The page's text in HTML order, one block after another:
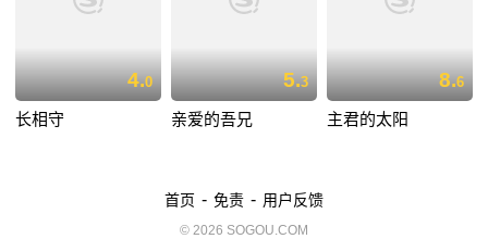
4.0
长相守
5.3
亲爱的吾兄
8.6
主君的太阳
首页 - 免责 - 用户反馈
© 2026 SOGOU.COM